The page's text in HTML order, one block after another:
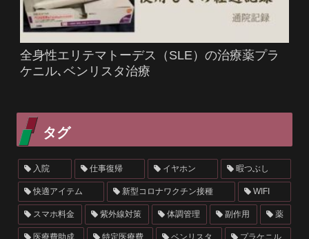
全身性エリテマトーデス（SLE）の治療薬プラ
ケニル､ベンリスタ治療
タグ
入院 仕事復帰 イヤホン 暇つぶし
快適アイテム 新型コロナワクチン接種 WIFI
スマホ料金 紫外線対策 体調管理 副作用 薬
医療費助成 特定医療費 ベンリスタ プラケニル